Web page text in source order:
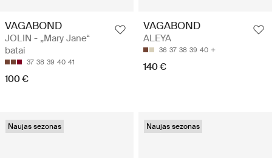
VAGABOND
JOLIN - „Mary Jane“
batai
37 38 39 40 41
100 €
VAGABOND
ALEYA
36 37 38 39 40
140 €
Naujas sezonas Naujas sezonas